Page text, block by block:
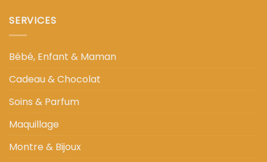
SERVICES
Bébé, Enfant & Maman
Cadeau & Chocolat
Soins & Parfum
Maquillage
Montre & Bijoux